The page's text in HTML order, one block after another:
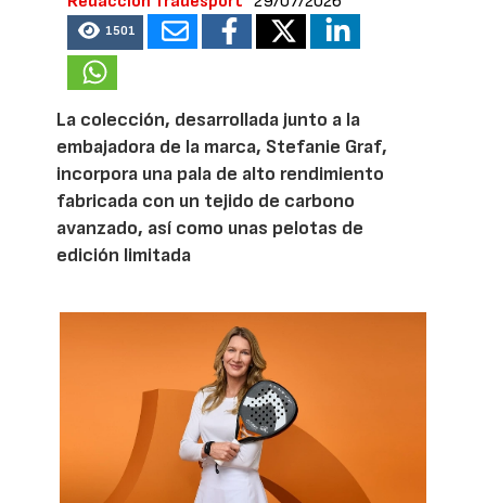
1501
La colección, desarrollada junto a la
embajadora de la marca, Stefanie Graf,
incorpora una pala de alto rendimiento
fabricada con un tejido de carbono
avanzado, así como unas pelotas de
edición limitada